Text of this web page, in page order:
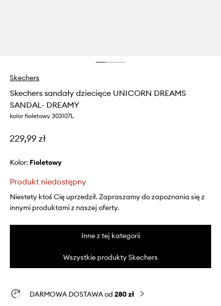
Skechers
Skechers sandały dziecięce UNICORN DREAMS
SANDAL- DREAMY
kolor fioletowy 303107L
229,99 zł
Kolor: fioletowy
Produkt niedostępny
Niestety ktoś Cię uprzedził. Zapraszamy do zapoznania się z
innymi produktami z naszej oferty.
Inne z tej kategorii
Wszystkie produkty Skechers
DARMOWA DOSTAWA od 280 zł